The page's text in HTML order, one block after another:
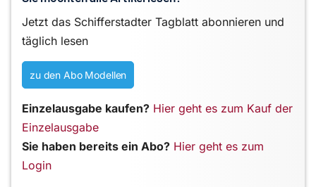
Jetzt das Schifferstadter Tagblatt abonnieren und
täglich lesen
zu den Abo Modellen
Einzelausgabe kaufen? Hier geht es zum Kauf der
Einzelausgabe
Sie haben bereits ein Abo? Hier geht es zum
Login